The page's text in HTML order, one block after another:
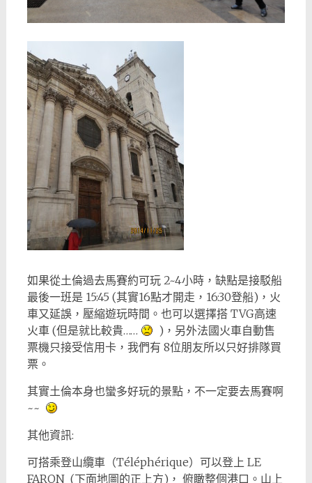
如果從土倫過去馬賽約可玩 2~4小時，缺點是接駁船
最後一班是 15:45 (其實16點才開走，16:30登船)，火
車又延誤，壓縮遊玩時間。也可以選擇搭 TVG高速
火車 (但是就比較貴……
)，另外法國火車自動售
票機只接受信用卡，我們有 8位朋友所以只好排隊買
票。
其實土倫本身也蠻多好玩的景點，不一定要去馬賽啊
~~
其他資訊:
可搭乘登山纜車（Téléphérique）可以登上 LE
FARON (下面地圖的正上方)， 俯瞰整個港口。山上